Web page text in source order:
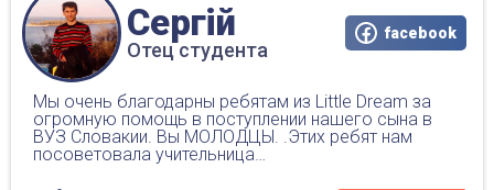
Сергій
Отец студента
facebook
Мы очень благодарны ребятам из Little Dream за
огромную помощь в поступлении нашего сына в
ВУЗ Словакии. Вы МОЛОДЦЫ. .Этих ребят нам
посоветовала учительница…